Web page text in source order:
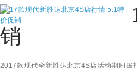
销
2017款现代全新胜达北京4S店活动期间拨